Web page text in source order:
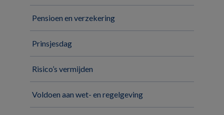
Pensioen en verzekering
Prinsjesdag
Risico’s vermijden
Voldoen aan wet- en regelgeving